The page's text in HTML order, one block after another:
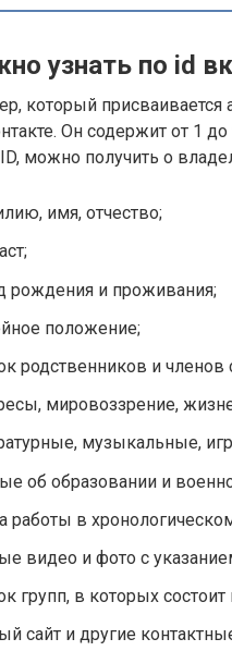
узнать по id
который присваивается
Он содержит от 1
можно получить о
имя, отчество;
рождения и проживания;
положение;
родственников и
мировоззрение,
музыкальные,
об образовании и
работы в
видео и фото с
групп, в которых состоит
сайт и другие